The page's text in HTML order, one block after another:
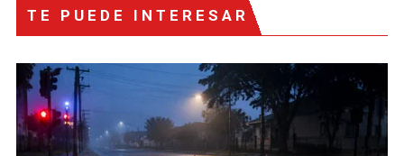
TE PUEDE INTERESAR